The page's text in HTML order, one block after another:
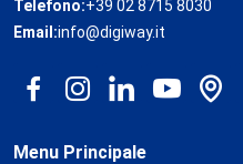
Telefono:+39 02 8715 8030
Email:info@digiway.it
Menu Principale